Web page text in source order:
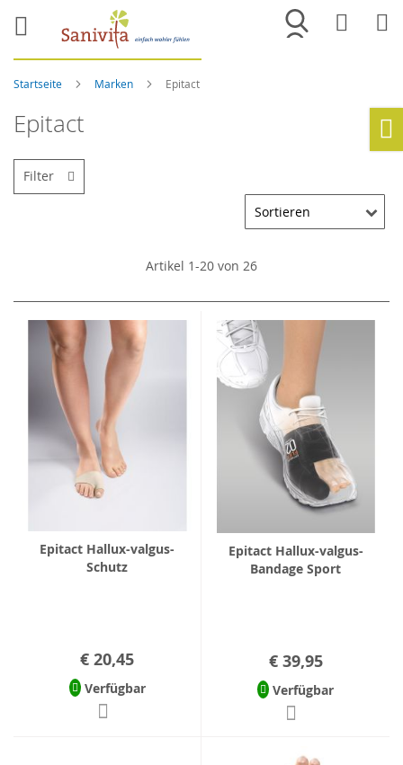
Merkliste
Startseite Marken Epitact
Epitact
Artikel 1-20 von 26
Epitact Hallux-valgus-
Schutz
€ 20,45
Verfügbar
Epitact Hallux-valgus-
Bandage Sport
€ 39,95
Verfügbar
Filter